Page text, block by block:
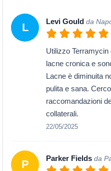
L Levi Gould da
Utilizzo
lacne cronica e
Lacne è diminuita
pulita e sana.
raccomandazioni
collaterali.
22/05/2025
P Parker Fields da